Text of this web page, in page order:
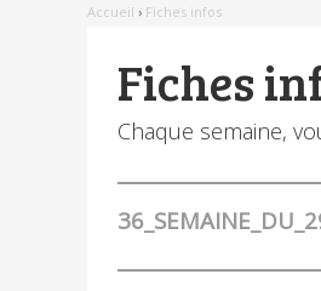
Accueil › Fiches infos
Fiches
Chaque semaine,